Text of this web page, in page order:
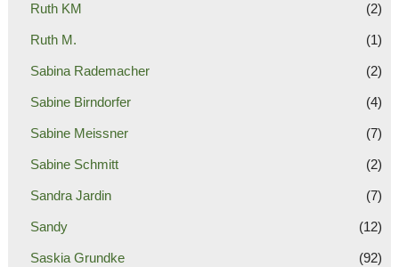
Ruth KM (2)
Ruth M. (1)
Sabina Rademacher (2)
Sabine Birndorfer (4)
Sabine Meissner (7)
Sabine Schmitt (2)
Sandra Jardin (7)
Sandy (12)
Saskia Grundke (92)